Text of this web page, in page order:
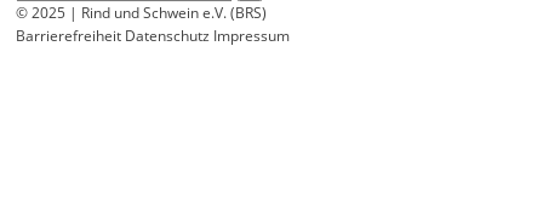
© 2025 | Rind und Schwein e.V. (BRS)
Barrierefreiheit Datenschutz Impressum